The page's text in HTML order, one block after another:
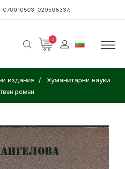
070010503; 029508337;
0
издания Хуманитарни науки
роман